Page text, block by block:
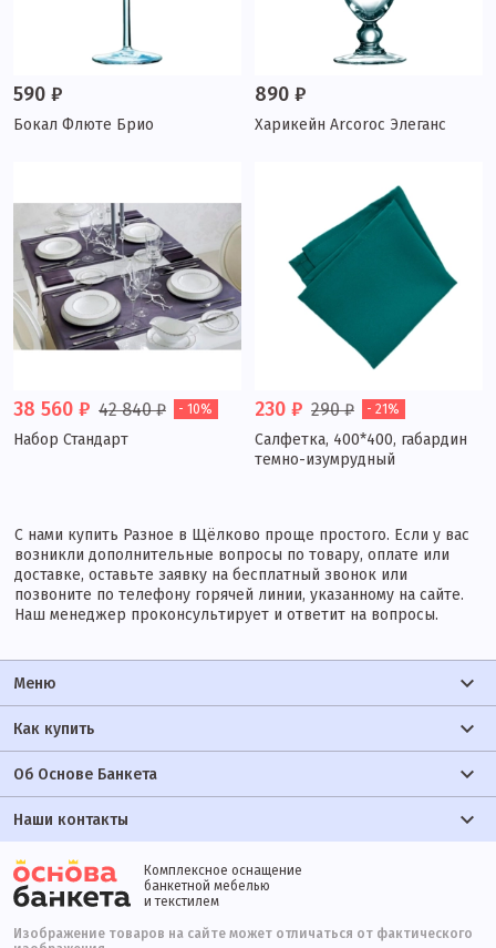
590 ₽
Бокал Флюте Брио
890 ₽
Харикейн Arcoroc Элеганс
38 560 ₽ 42 840 ₽ - 10%
Набор Стандарт
230 ₽ 290 ₽ - 21%
Салфетка, 400*400, габардин
темно-изумрудный
С нами купить Разное в Щёлково проще простого. Если у вас
возникли дополнительные вопросы по товару, оплате или
доставке, оставьте заявку на бесплатный звонок или
позвоните по телефону горячей линии, указанному на сайте.
Наш менеджер проконсультирует и ответит на вопросы.
Меню
Как купить
Об Основе Банкета
Наши контакты
Комплексное оснащение
банкетной мебелью
и текстилем
Изображение товаров на сайте может отличаться от фактического